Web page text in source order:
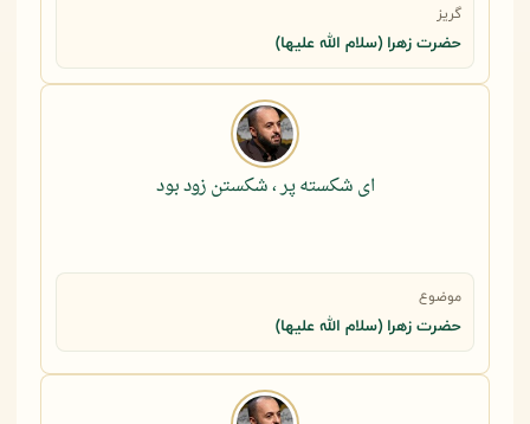
گریز
حضرت زهرا (سلام الله علیها)
ای شکسته پر ، شکستن زود بود
موضوع
حضرت زهرا (سلام الله علیها)